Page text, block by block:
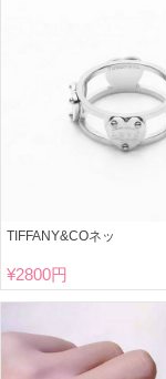
TIFFANY&COネッ
¥2800円